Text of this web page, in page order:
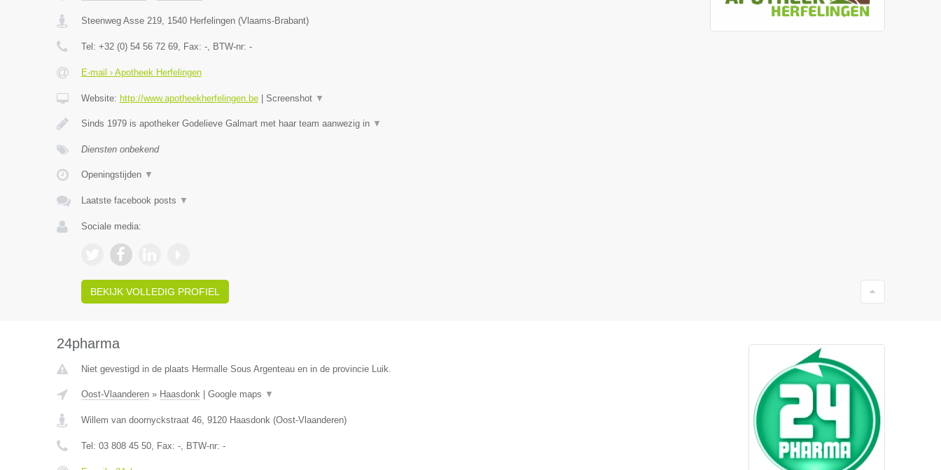
Steenweg Asse 219, 1540 Herfelingen(Vlaams-Brabant)
Tel: +32 (0) 54 56 72 69, Fax: -, BTW-nr: -
E-mail › Apotheek Herfelingen
Website: http://www.apotheekherfelingen.be| Screenshot ▼
Sinds 1979 is apotheker Godelieve Galmart met haar team aanwezig in ▼
Diensten onbekend
Openingstijden ▼
Laatste facebook posts ▼
Sociale media:
BEKIJK VOLLEDIG PROFIEL
24pharma
Niet gevestigd in de plaats Hermalle Sous Argenteau en in de provincie Luik.
Oost-Vlaanderen» Haasdonk| Google maps ▼
Willem van doornyckstraat 46, 9120 Haasdonk(Oost-Vlaanderen)
Tel: 03 808 45 50, Fax: -, BTW-nr: -